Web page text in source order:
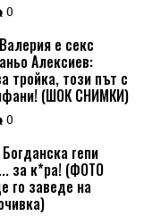
0
е секс
Алексиев:
тройка, този път с
(ШОК СНИМКИ)
0
гепи
за к*ра! (ФОТО
го заведе на